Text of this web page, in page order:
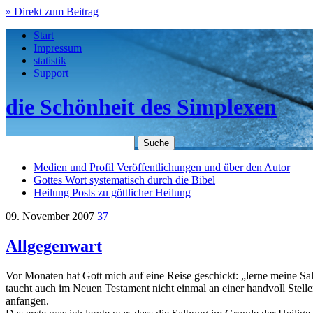
» Direkt zum Beitrag
Start
Impressum
statistik
Support
die Schönheit des Simplexen
Medien und Profil Veröffentlichungen und über den Autor
Gottes Wort systematisch durch die Bibel
Heilung Posts zu göttlicher Heilung
09. November 2007 37
Allgegenwart
Vor Monaten hat Gott mich auf eine Reise geschickt: „lerne meine
taucht auch im Neuen Testament nicht einmal an einer handvoll
anfangen.